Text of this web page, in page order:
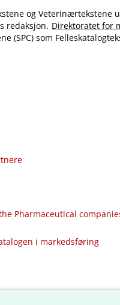
og
redaksjon. Direktoratet for
(SPC) som
Pharmaceutical
i markedsføring